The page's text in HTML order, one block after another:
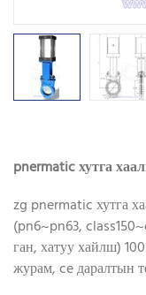
pnermatic хутга
zg pnermatic хутга
(pn6~pn63,
ган, хатуу хайлш)
журам, ce даралтын